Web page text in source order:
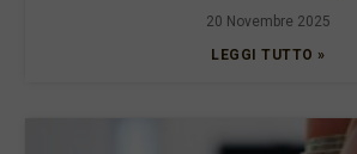
20 Novembre 2025
LEGGI TUTTO »